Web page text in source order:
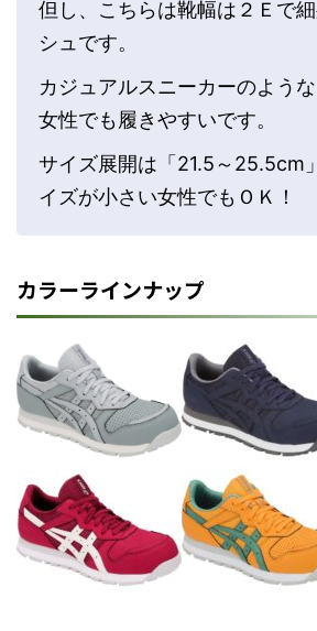
但し、こちらは靴幅は２Ｅで
シュです。
カジュアルスニーカーのよう
女性でも履きやすいです。
サイズ展開は「21.5～25.5cm
イズが小さい女性でもＯＫ！
カラーラインナップ